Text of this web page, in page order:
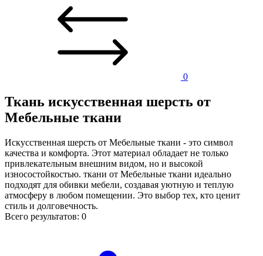
0
Ткань искусственная шерсть от
Мебельные ткани
Искусственная шерсть от Мебельные ткани - это символ
качества и комфорта. Этот материал обладает не только
привлекательным внешним видом, но и высокой
износостойкостью. ткани от Мебельные ткани идеально
подходят для обивки мебели, создавая уютную и теплую
атмосферу в любом помещении. Это выбор тех, кто ценит
стиль и долговечность.
Всего результатов: 0